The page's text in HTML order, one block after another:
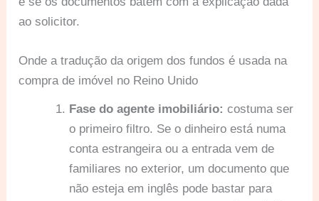
ao solicitor.
Onde a tradução da origem dos fundos é usada na
compra de imóvel no Reino Unido
Fase do agente imobiliário: costuma ser
o primeiro filtro. Se o dinheiro está numa
conta estrangeira ou a entrada vem de
familiares no exterior, um documento que
não esteja em inglês pode bastar para